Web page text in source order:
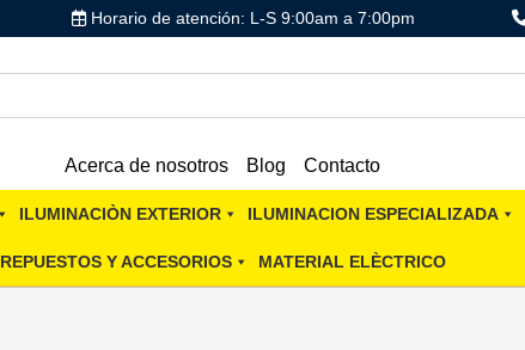
Horario de atención: L-S 9:00am a 7:00pm
Acerca de nosotros Blog Contacto
ILUMINACIÒN EXTERIOR ILUMINACION ESPECIALIZADA
REPUESTOS Y ACCESORIOS MATERIAL ELÈCTRICO